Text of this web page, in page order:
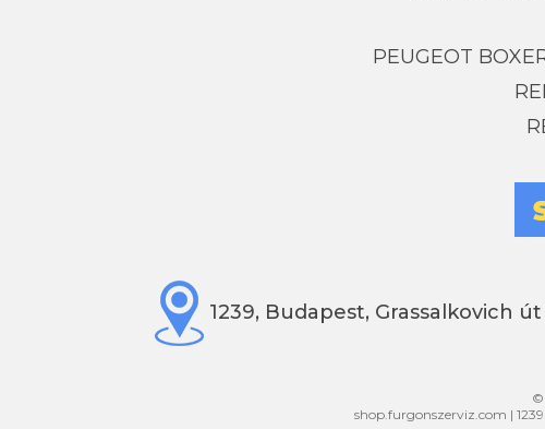
PEUGEOT
1239, Budapest, Grassalkovich
©
shop.furgonszerviz.com | 1239